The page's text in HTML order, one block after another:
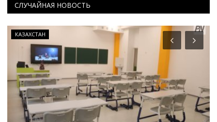
СЛУЧАЙНАЯ НОВОСТЬ
КАЗАХСТАН